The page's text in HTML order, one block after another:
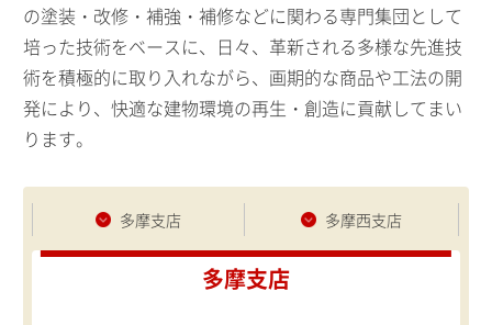
の塗装・改修・補強・補修などに関わる専門集団として
培った技術をベースに、日々、革新される多様な先進技
術を積極的に取り入れながら、画期的な商品や工法の開
発により、快適な建物環境の再生・創造に貢献してまい
ります。
多摩支店 多摩西支店
多摩支店